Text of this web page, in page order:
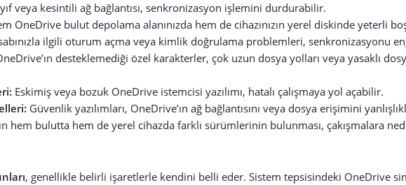
veya kesintili ağ bağlantısı, senkronizasyon işlemini durdurabilir.
OneDrive bulut depolama alanınızda hem de cihazınızın yerel diskinde yeterli
ilgili oturum açma veya kimlik doğrulama problemleri, senkronizasyonu
desteklemediği özel karakterler, çok uzun dosya yolları veya yasaklı
Eskimiş veya bozuk OneDrive istemcisi yazılımı, hatalı çalışmaya yol açabilir.
Güvenlik yazılımları, OneDrive’ın ağ bağlantısını veya dosya erişimini
hem bulutta hem de yerel cihazda farklı sürümlerinin bulunması, çakışmalara
, genellikle belirli işaretlerle kendini belli eder. Sistem tepsisindeki OneDrive